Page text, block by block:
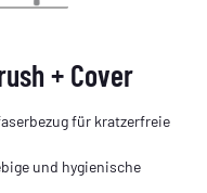
+ Cover
für kratzerfreie
und hygienische